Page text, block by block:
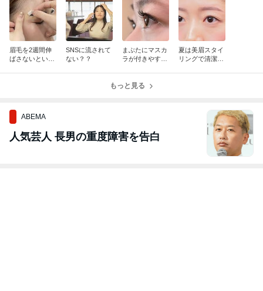
眉毛を2週間伸
ばさないといけ
SNSに流されて
ない？？
まぶたにマスカ
ラが付きやすい
夏は美眉スタイ
リングで清潔感
もっと見る
ABEMA
人気芸人 長男の重度障害を告白